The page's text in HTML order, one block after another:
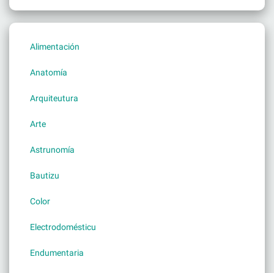
Alimentación
Anatomía
Arquiteutura
Arte
Astrunomía
Bautizu
Color
Electrodomésticu
Endumentaria